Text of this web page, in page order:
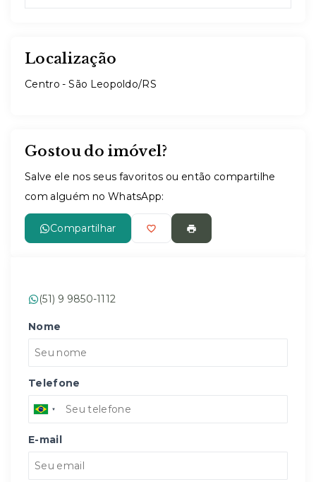
Localização
Centro - São Leopoldo/RS
Gostou do imóvel?
Salve ele nos seus favoritos ou então compartilhe
com alguém no WhatsApp:
Compartilhar
(51) 9 9850-1112
Nome
Telefone
E-mail